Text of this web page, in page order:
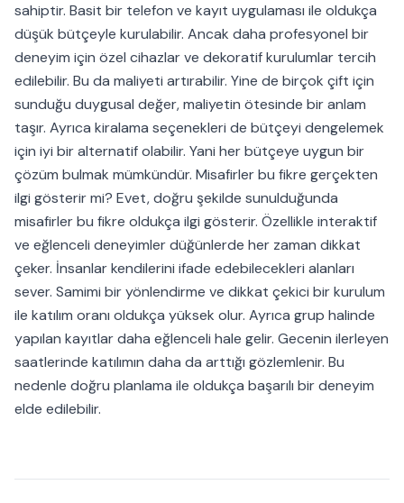
sahiptir. Basit bir telefon ve kayıt uygulaması ile oldukça
düşük bütçeyle kurulabilir. Ancak daha profesyonel bir
deneyim için özel cihazlar ve dekoratif kurulumlar tercih
edilebilir. Bu da maliyeti artırabilir. Yine de birçok çift için
sunduğu duygusal değer, maliyetin ötesinde bir anlam
taşır. Ayrıca kiralama seçenekleri de bütçeyi dengelemek
için iyi bir alternatif olabilir. Yani her bütçeye uygun bir
çözüm bulmak mümkündür. Misafirler bu fikre gerçekten
ilgi gösterir mi? Evet, doğru şekilde sunulduğunda
misafirler bu fikre oldukça ilgi gösterir. Özellikle interaktif
ve eğlenceli deneyimler düğünlerde her zaman dikkat
çeker. İnsanlar kendilerini ifade edebilecekleri alanları
sever. Samimi bir yönlendirme ve dikkat çekici bir kurulum
ile katılım oranı oldukça yüksek olur. Ayrıca grup halinde
yapılan kayıtlar daha eğlenceli hale gelir. Gecenin ilerleyen
saatlerinde katılımın daha da arttığı gözlemlenir. Bu
nedenle doğru planlama ile oldukça başarılı bir deneyim
elde edilebilir.